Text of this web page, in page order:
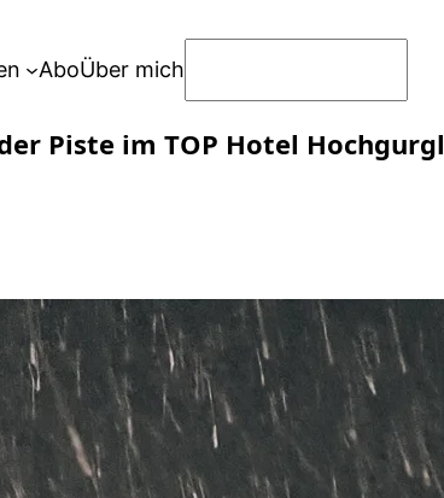
AboÜber mich
h
Piste im TOP Hotel Hochgurgl